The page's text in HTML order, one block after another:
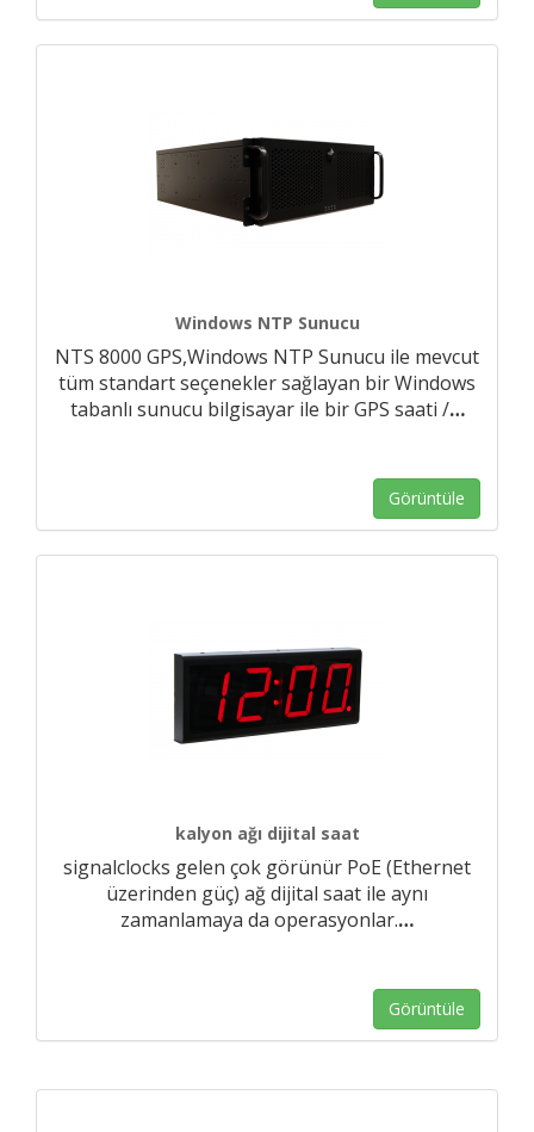
Windows NTP Sunucu
NTS 8000 GPS,Windows NTP Sunucu ile mevcut
tüm standart seçenekler sağlayan bir Windows
tabanlı sunucu bilgisayar ile bir GPS saati /…
Görüntüle
kalyon ağı dijital saat
signalclocks gelen çok görünür PoE (Ethernet
üzerinden güç) ağ dijital saat ile aynı
zamanlamaya da operasyonlar.…
Görüntüle